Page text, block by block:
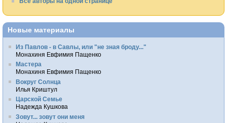
Новые материалы
Из Павлов - в Савлы, или "не зная броду..."
Монахиня Евфимия Пащенко
Мастера
Монахиня Евфимия Пащенко
Вокруг Солнца
Илья Криштул
Царской Семье
Надежда Кушкова
Зовут... зовут они меня